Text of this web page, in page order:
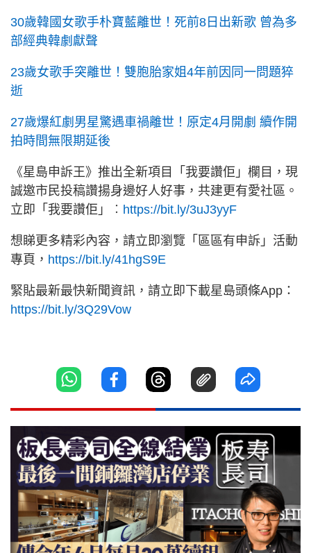
30歲韓國女歌手朴寶藍離世！死前8日出新歌 曾為多
部經典韓劇獻聲
23歲女歌手突離世！雙胞胎家姐4年前因同一問題猝
逝
27歲爆紅劇男星驚遇車禍離世！原定4月開劇 續作開
拍時間無限期延後
《星島申訴王》推出全新項目「我要讚佢」欄目，現
誠邀市民投稿讚揚身邊好人好事，共建更有愛社區。
立即「我要讚佢」︰ https://bit.ly/3uJ3yyF
想睇更多精彩內容，請立即瀏覽「區區有申訴」活動
專頁， https://bit.ly/41hgS9E
緊貼最新最快新聞資訊，請立即下載星島頭條App：
https://bit.ly/3Q29Vow